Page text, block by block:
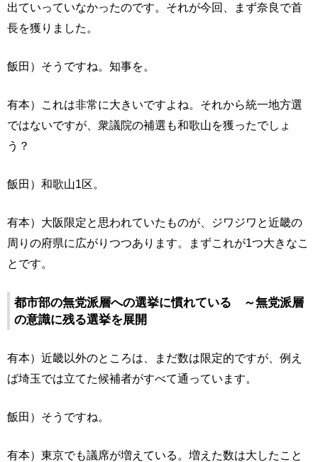
出ていっていなかったのです。それが今回、まず奈良で首
長を獲りました。
飯田）そうですね。知事を。
有本）これは非常に大きいですよね。それから統一地方選
ではないですが、衆議院の補選も和歌山を獲ったでしょ
う？
飯田）和歌山1区。
有本）大阪限定と思われていたものが、ジワジワと近畿の
周りの府県に広がりつつあります。まずこれが1つ大きなこ
とです。
都市部の無党派層への選挙に慣れている ～無党派層
の意識に残る選挙を展開
有本）近畿以外のところは、まだ数は限定的ですが、例え
ば埼玉では立てた候補者がすべて通っています。
飯田）そうですね。
有本）東京でも議席が増えている。増えた数は大したこと